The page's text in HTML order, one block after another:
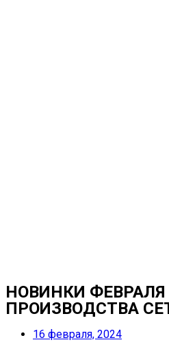
НОВИНКИ ФЕВРАЛЯ
ПРОИЗВОДСТВА
16 февраля, 2024